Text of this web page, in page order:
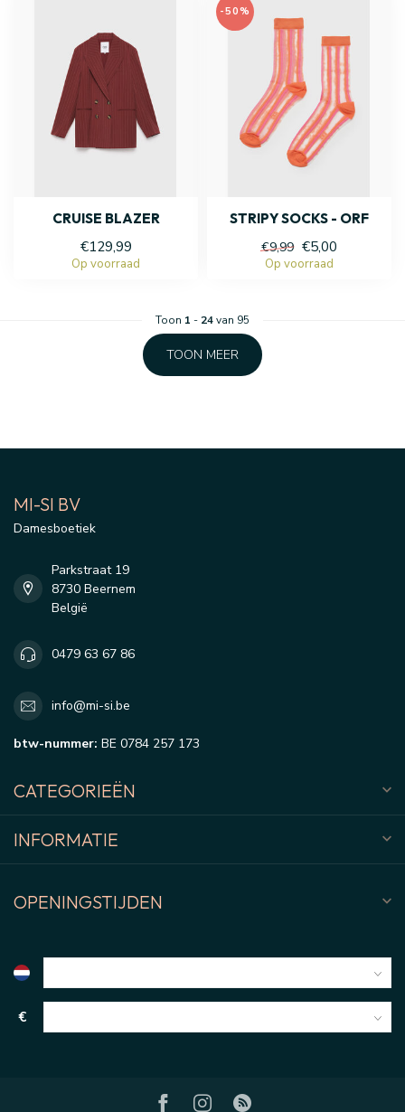
CRUISE BLAZER
€129,99
Op voorraad
-50%
STRIPY SOCKS - ORF
€9,99 €5,00
Op voorraad
Toon 1 - 24van 95
TOON MEER
MI-SI BV
Damesboetiek
Parkstraat 19
8730 Beernem
België
0479 63 67 86
info@mi-si.be
btw-nummer: BE 0784 257 173
CATEGORIEËN
INFORMATIE
OPENINGSTIJDEN
€